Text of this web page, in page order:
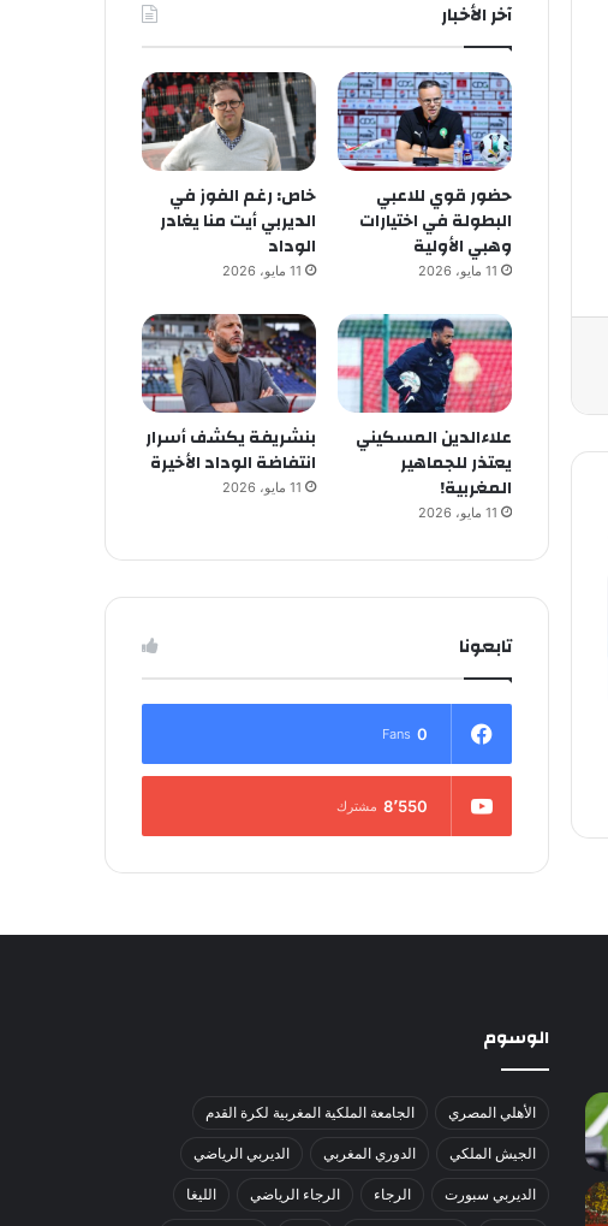
آخر الأخبار
حضور قوي للاعبي
البطولة في اختيارات
وهبي الأولية
11 مايو، 2026
خاص: رغم الفوز في
الديربي أيت منا يغادر
الوداد
11 مايو، 2026
علاءالدين المسكيني
يعتذر للجماهير
المغربية!
11 مايو، 2026
بنشريفة يكشف أسرار
انتفاضة الوداد الأخيرة
11 مايو، 2026
تابعونا
0
Fans
8٬550 مشترك
الوسوم
الأهلي المصري الجامعة الملكية المغربية لكرة القدم
الجيش الملكي الدوري المغربي الديربي الرياضي
الديربي سبورت الرجاء الرجاء الرياضي الليغا